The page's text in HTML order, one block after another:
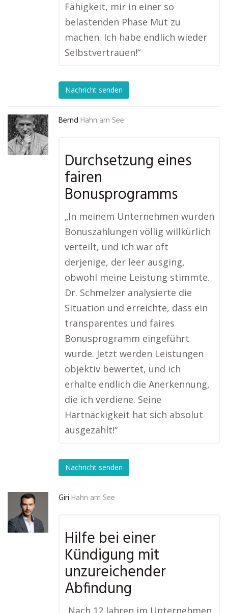
Fähigkeit, mir in einer so
belastenden Phase Mut zu
machen. Ich habe endlich wieder
Selbstvertrauen!“
Nachricht senden
Bernd Hahn am See
Durchsetzung eines
fairen
Bonusprogramms
„In meinem Unternehmen wurden
Bonuszahlungen völlig willkürlich
verteilt, und ich war oft
derjenige, der leer ausging,
obwohl meine Leistung stimmte.
Dr. Schmelzer analysierte die
Situation und erreichte, dass ein
transparentes und faires
Bonusprogramm eingeführt
wurde. Jetzt werden Leistungen
objektiv bewertet, und ich
erhalte endlich die Anerkennung,
die ich verdiene. Seine
Hartnäckigkeit hat sich absolut
ausgezahlt!“
Nachricht senden
Giri Hahn am See
Hilfe bei einer
Kündigung mit
unzureichender
Abfindung
„Nach 12 Jahren im Unternehmen